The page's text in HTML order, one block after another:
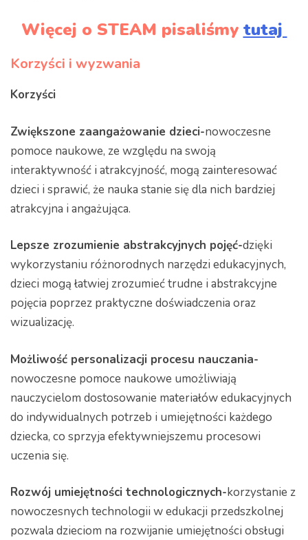
Więcej o STEAM pisaliśmy tutaj
Korzyści i wyzwania
Korzyści
Zwiększone zaangażowanie dzieci-nowoczesne
pomoce naukowe, ze względu na swoją
interaktywność i atrakcyjność, mogą zainteresować
dzieci i sprawić, że nauka stanie się dla nich bardziej
atrakcyjna i angażująca.
Lepsze zrozumienie abstrakcyjnych pojęć-dzięki
wykorzystaniu różnorodnych narzędzi edukacyjnych,
dzieci mogą łatwiej zrozumieć trudne i abstrakcyjne
pojęcia poprzez praktyczne doświadczenia oraz
wizualizację.
Możliwość personalizacji procesu nauczania-
nowoczesne pomoce naukowe umożliwiają
nauczycielom dostosowanie materiałów edukacyjnych
do indywidualnych potrzeb i umiejętności każdego
dziecka, co sprzyja efektywniejszemu procesowi
uczenia się.
Rozwój umiejętności technologicznych-korzystanie z
nowoczesnych technologii w edukacji przedszkolnej
pozwala dzieciom na rozwijanie umiejętności obsługi